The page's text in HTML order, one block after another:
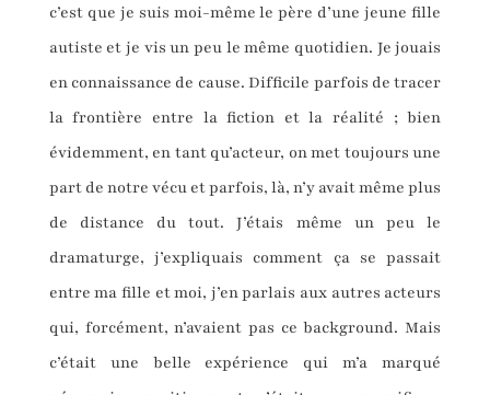
c’est que je suis moi-même le père d’une jeune fille
autiste et je vis un peu le même quotidien. Je jouais
en connaissance de cause. Difficile parfois de tracer
la frontière entre la fiction et la réalité ; bien
évidemment, en tant qu’acteur, on met toujours une
part de notre vécu et parfois, là, n’y avait même plus
de distance du tout. J’étais même un peu le
dramaturge, j’expliquais comment ça se passait
entre ma fille et moi, j’en parlais aux autres acteurs
qui, forcément, n’avaient pas ce background. Mais
c’était une belle expérience qui m’a marqué